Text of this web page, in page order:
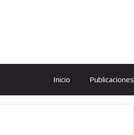
Inicio Publicaciones